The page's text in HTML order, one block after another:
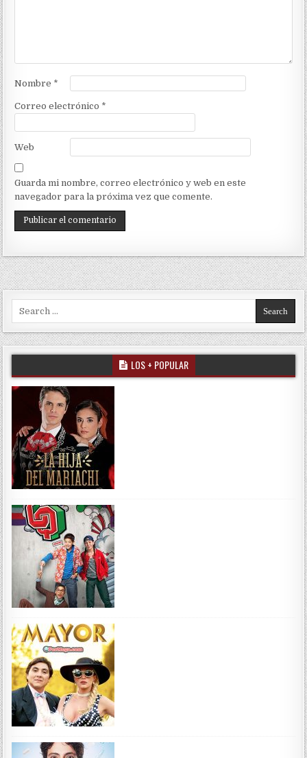
Nombre *
Correo electrónico *
Web
Guarda mi nombre, correo electrónico y web en este
navegador para la próxima vez que comente.
Search for:
LOS + POPULAR